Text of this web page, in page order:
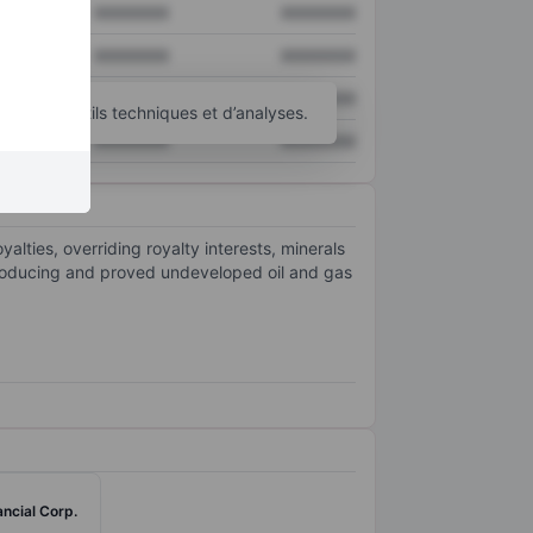
XXXXXXX XXXXXXX
outils techniques et d’analyses.
overriding royalty interests, minerals
and proved undeveloped oil and gas
Corp.